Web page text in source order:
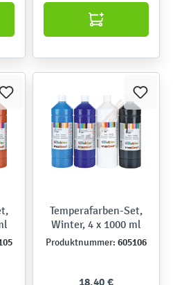
Temperafarben-Set,
Winter, 4 x 1000 ml
Produktnummer: 605106
18,40 €